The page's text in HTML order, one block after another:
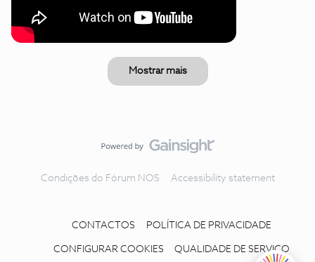
Mostrar mais
Condições do Fórum NOS Accessibility statement
CONTACTOS POLÍTICA DE PRIVACIDADE
CONFIGURAR COOKIES QUALIDADE DE SERVIÇO